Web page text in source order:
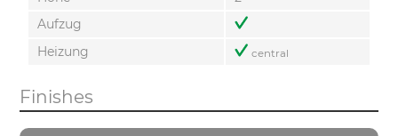
Aufzug
Heizung
central
Finishes